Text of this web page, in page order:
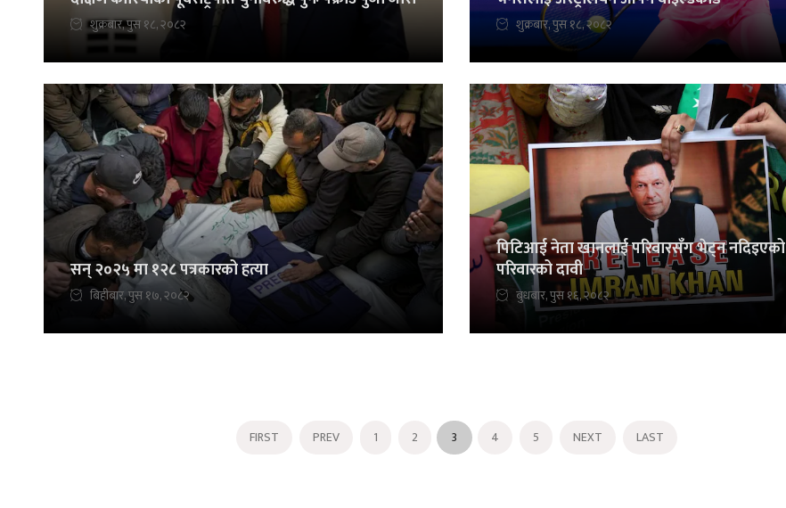
शुक्रबार, पुस १८, २०८२ शुक्रबार, पुस १८, २०८२
सन् २०२५ मा १२८ पत्रकारको हत्या
बिहीबार, पुस १७, २०८२
पिटिआई नेता खानलाई परिवारसँग भेट्न नदिइएको
परिवारको दावी
बुधबार, पुस १६, २०८२
FIRST PREV 1 2 3 4 5 NEXT LAST